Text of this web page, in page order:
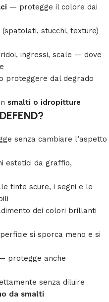
— protegge il colore dai
(spatolati, stucchi, texture)
ingressi, scale — dove
proteggere dal degrado
smalti o idropitture
senza cambiare l’aspetto
estetici da graffio,
tinte scure, i segni e le
dei colori brillanti
si sporca meno e si
protegge anche
senza diluire
da smalti